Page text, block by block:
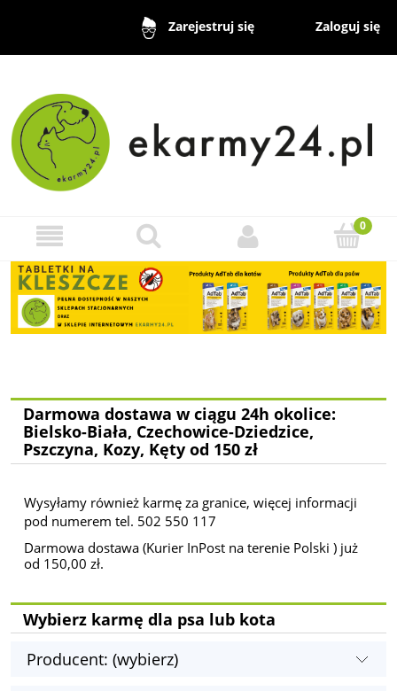
Zarejestruj się Zaloguj się
Darmowa dostawa w ciągu 24h okolice:
Bielsko-Biała, Czechowice-Dziedzice,
Pszczyna, Kozy, Kęty od 150 zł
Wysyłamy również karmę za granice, więcej informacji
pod numerem tel. 502 550 117
Darmowa dostawa (Kurier InPost na terenie Polski ) już
od 150,00 zł.
Wybierz karmę dla psa lub kota
Producent: (wybierz)